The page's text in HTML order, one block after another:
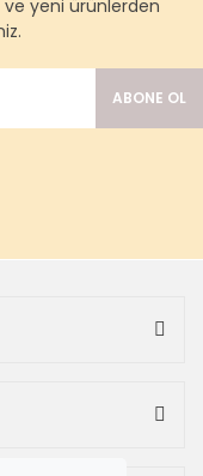
ve yeni ürünlerden
ABONE OL